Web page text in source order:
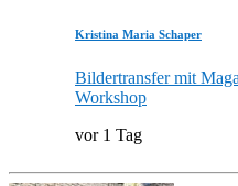
Kristina Maria Schaper
Bildertransfer mit
Workshop
vor 1 Tag